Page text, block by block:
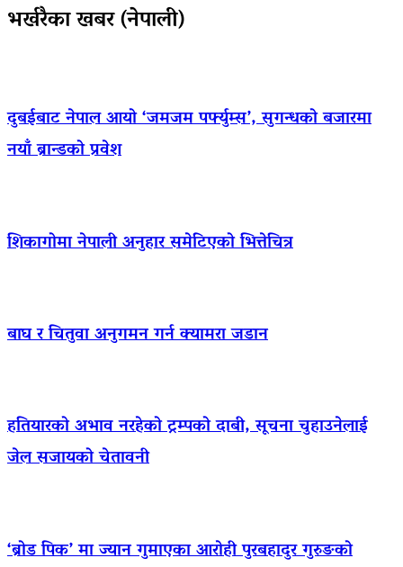
भर्खरैका खबर (नेपाली)
दुबईबाट नेपाल आयो ‘जमजम पर्फ्युम्स’, सुगन्धको बजारमा
नयाँ ब्रान्डको प्रवेश
शिकागोमा नेपाली अनुहार समेटिएको भित्तेचित्र
बाघ र चितुवा अनुगमन गर्न क्यामरा जडान
हतियारको अभाव नरहेको ट्रम्पको दाबी, सूचना चुहाउनेलाई
जेल सजायको चेतावनी
‘ब्रोड पिक’ मा ज्यान गुमाएका आराेही पुरबहादुर गुरुङको